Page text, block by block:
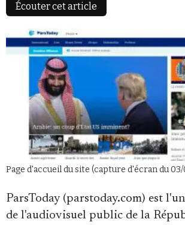
Faire un don
Écouter cet article
Page d'accueil du site (capture d'écran du
ParsToday (parstoday.com) est
de l'audiovisuel public de la